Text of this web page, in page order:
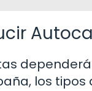
los